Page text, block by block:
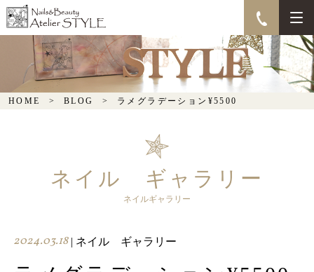
ラメグラデーション
¥5500
HOME BLOG ラメグラデーション¥5500
ネイル ギャラリー
ネイルギャラリー
2024.03.18| ネイル ギャラリー